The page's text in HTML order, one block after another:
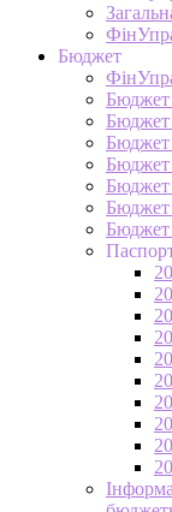
Бюджет
Бюджет
Бюджет
Бюджет
Бюджет
Бюджет
Бюджет
Бюджет